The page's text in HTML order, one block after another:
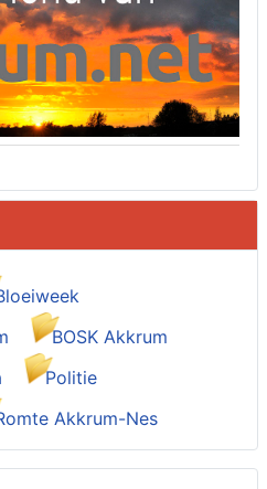
BOSK Akkrum
Politie
Akkrum-Nes